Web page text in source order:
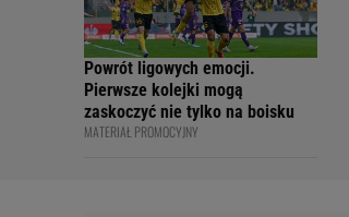
Powrót ligowych emocji.
Pierwsze kolejki mogą
zaskoczyć nie tylko na boisku
MATERIAŁ PROMOCYJNY